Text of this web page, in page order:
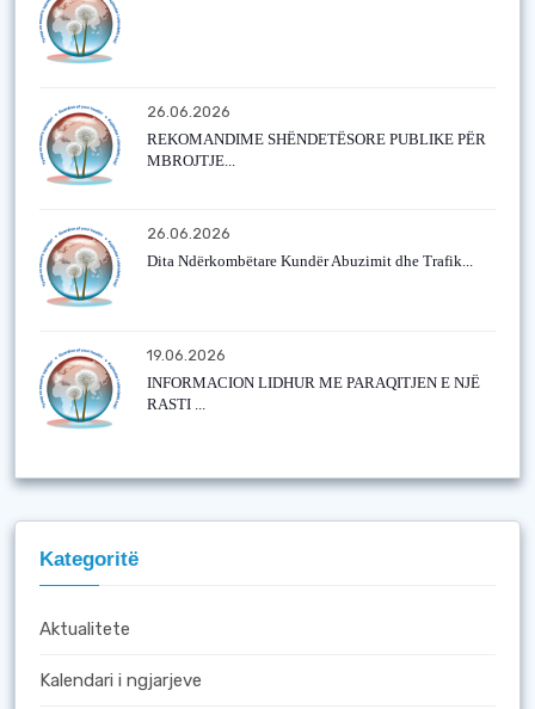
26.06.2026
REKOMANDIME SHËNDETËSORE PUBLIKE PËR
MBROJTJE...
26.06.2026
Dita Ndërkombëtare Kundër Abuzimit dhe Trafik...
19.06.2026
INFORMACION LIDHUR ME PARAQITJEN E NJË
RASTI ...
Kategoritë
Aktualitete
Kalendari i ngjarjeve